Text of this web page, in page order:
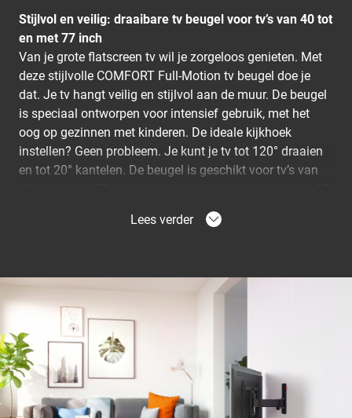
Stijlvol en veilig: draaibare tv beugel voor tv’s van 40 tot
en met 77 inch
Van je grote flatscreen tv wil je zorgeloos genieten. Met
deze stijlvolle COMFORT Full-Motion tv beugel doe je
dat. Je tv hangt veilig en stijlvol aan de muur. De beugel
is speciaal ontworpen voor intensief gebruik, met het
oog op gezinnen met kinderen. De ideale kijkhoek
instellen? Geen probleem. Je kunt je tv tot 120° draaien
en tot 20° kantelen. De beugel is geschikt voor tv’s van
de soepele bediening. Met slechts één vinger draai je je
tv in de gewenste positie, dankzij One-Finger™
Movement. De speciale lagers laten de beugel zeer
soepel en licht scharnieren.
Je tv veilig op zijn plaats
De COMFORT Full-Motion tv beugel is uitgerust met het
unieke TiltAnchor™ systeem. Dit systeem zorgt ervoor
Lees verder